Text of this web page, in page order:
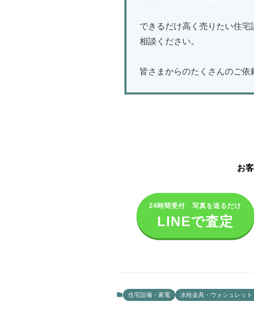
できるだけ高く売りたい住
相談ください。
皆さまからのたくさんのご依
お
24時間受付 写真を送るだけ
LINEで査定
住宅設備・家電 水栓金具・ウォシュレット